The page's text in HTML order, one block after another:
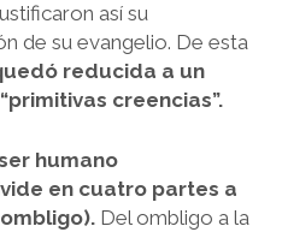
así su
de su evangelio. De esta
reducida a un
creencias”.
humano
en cuatro partes a
Del ombligo a la